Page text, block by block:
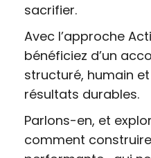
sacrifier.
Avec l’approche
bénéficiez d’un
structuré, humain
résultats durables.
Parlons-en, et
comment